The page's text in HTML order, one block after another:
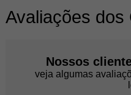
Avaliações dos
Nossos
veja algumas